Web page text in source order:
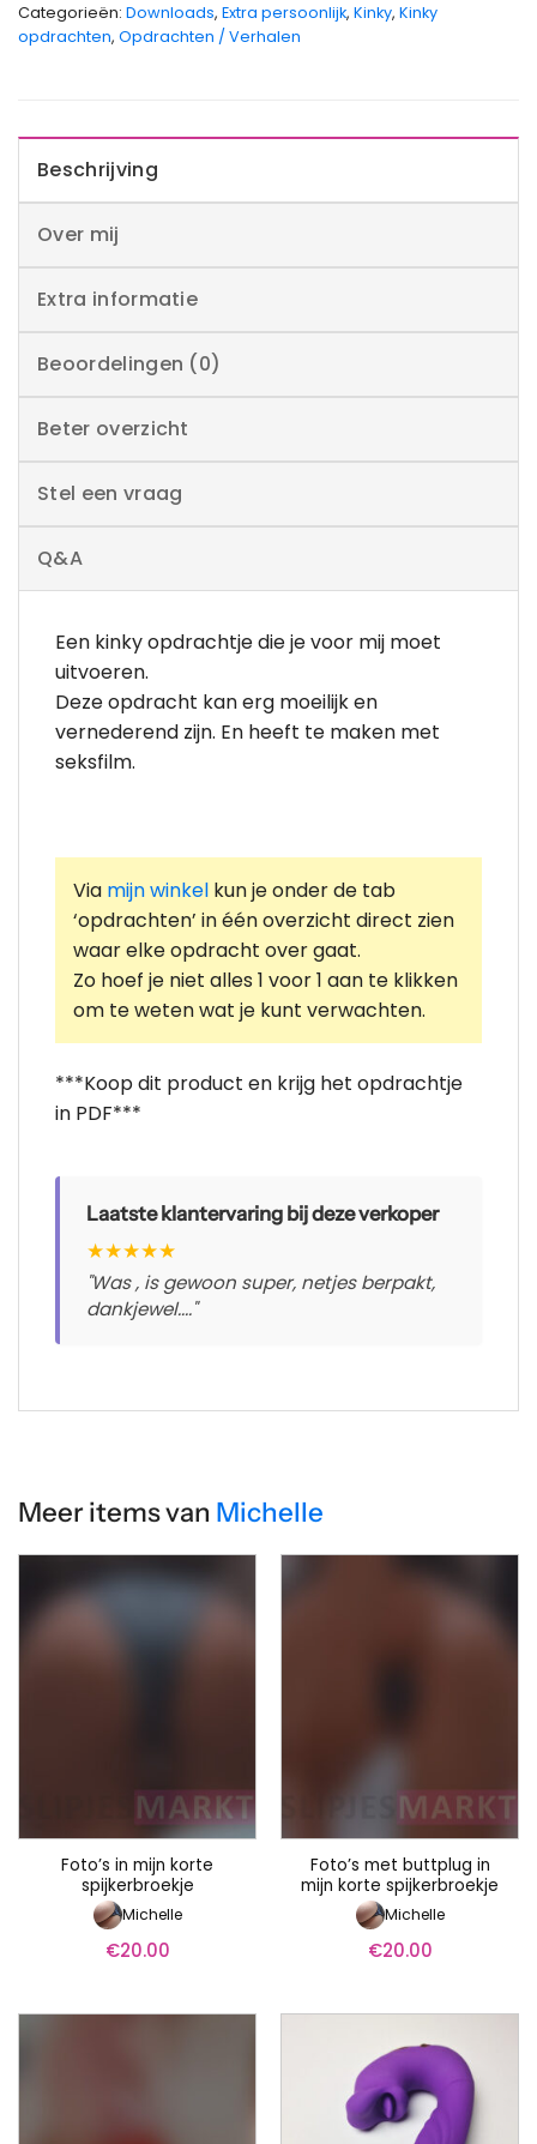
Categorieën: Downloads, Extra persoonlijk, Kinky, Kinky
opdrachten, Opdrachten / Verhalen
Beschrijving
Over mij
Extra informatie
Beoordelingen (0)
Beter overzicht
Stel een vraag
Q&A
Een kinky opdrachtje die je voor mij moet
uitvoeren.
Deze opdracht kan erg moeilijk en
vernederend zijn. En heeft te maken met
seksfilm.
Via mijn winkel kun je onder de tab
‘opdrachten’ in één overzicht direct zien
waar elke opdracht over gaat.
Zo hoef je niet alles 1 voor 1 aan te klikken
om te weten wat je kunt verwachten.
***Koop dit product en krijg het opdrachtje
in PDF***
Laatste klantervaring bij deze verkoper
★★★★★
"Was , is gewoon super, netjes berpakt,
dankjewel...."
Meer items van Michelle
Foto’s in mijn korte
spijkerbroekje
Michelle
€20.00
Foto’s met buttplug in
mijn korte spijkerbroekje
Michelle
€20.00